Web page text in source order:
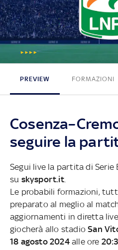
1 -
PREVIEW FORMAZIONI
seguire la
Segui live la partita di Serie
su skysport.it.
Le probabili formazioni,
preparato al meglio al
aggiornamenti in diretta
giocherà allo stadioSan
18 agosto 2024alle ore